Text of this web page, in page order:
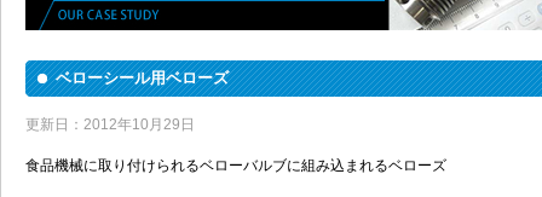
ベローシール用ベローズ
更新日：2012年10月29日
食品機械に取り付けられるベローバルブに組み込まれるベローズ